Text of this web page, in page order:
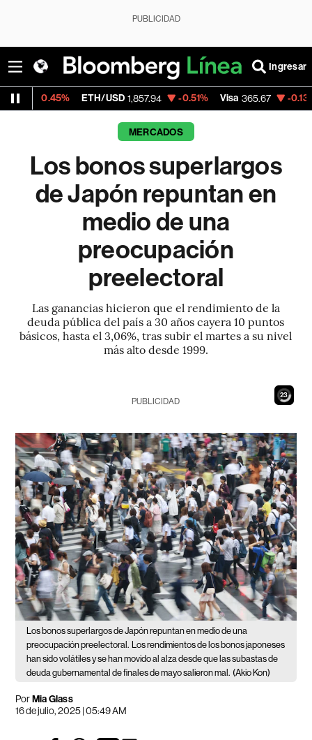
PUBLICIDAD
Ingresar
ETH/USD 1,857.94 -0.51% Visa 365.67 -0.13%
MERCADOS
Los bonos superlargos
de Japón repuntan en
medio de una
preocupación
preelectoral
Las ganancias hicieron que el rendimiento de la
deuda pública del país a 30 años cayera 10 puntos
básicos, hasta el 3,06%, tras subir el martes a su nivel
más alto desde 1999.
21
PUBLICIDAD
Los bonos superlargos de Japón repuntan en medio de una
preocupación preelectoral.
Los rendimientos de los bonos japoneses
han sido volátiles y se han movido al alza desde que las subastas de
deuda gubernamental de finales de mayo salieron mal. (Akio Kon)
PorMia Glass
16 de julio, 2025 | 05:49 AM